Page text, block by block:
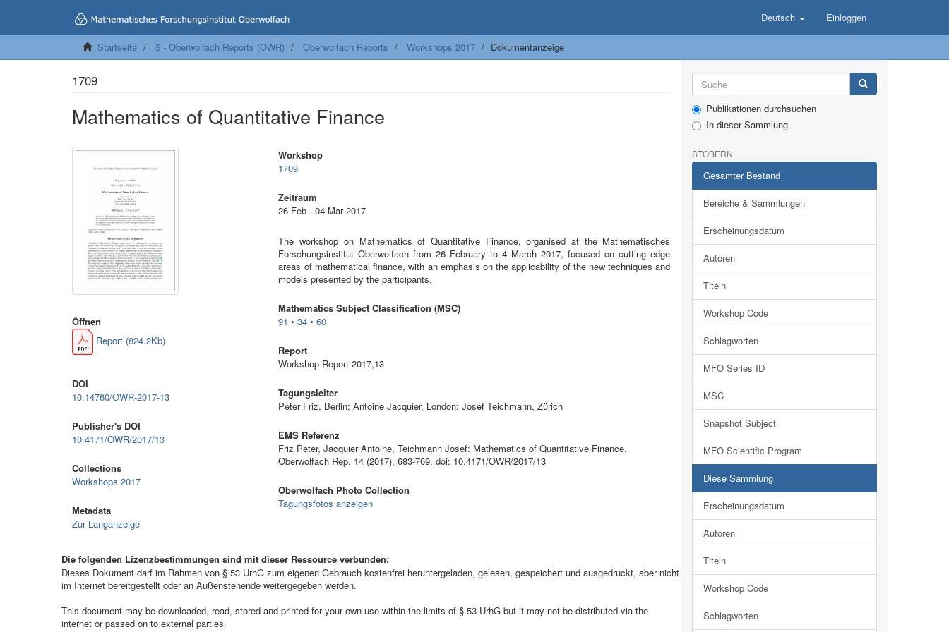
Deutsch Einloggen
Startseite 5 - Oberwolfach Reports (OWR) Oberwolfach Reports Workshops 2017 Dokumentanzeige
1709
Mathematics of Quantitative Finance
Öffnen
Report (824.2Kb)
DOI
10.14760/OWR-2017-13
Publisher's DOI
10.4171/OWR/2017/13
Collections
Workshops 2017
Metadata
Zur Langanzeige
Workshop
1709
Zeitraum
26 Feb - 04 Mar 2017
The workshop on Mathematics of Quantitative Finance, organised at the Mathematisches
Forschungsinstitut Oberwolfach from 26 February to 4 March 2017, focused on cutting edge
areas of mathematical finance, with an emphasis on the applicability of the new techniques and
models presented by the participants.
Mathematics Subject Classification (MSC)
91 •34 •60
Report
Workshop Report 2017,13
Tagungsleiter
Peter Friz, Berlin; Antoine Jacquier, London; Josef Teichmann, Zürich
EMS Referenz
Friz Peter, Jacquier Antoine, Teichmann Josef: Mathematics of Quantitative Finance.
Oberwolfach Rep. 14 (2017), 683-769. doi: 10.4171/OWR/2017/13
Oberwolfach Photo Collection
Tagungsfotos anzeigen
Die folgenden Lizenzbestimmungen sind mit dieser Ressource verbunden:
Dieses Dokument darf im Rahmen von § 53 UrhG zum eigenen Gebrauch kostenfrei heruntergeladen, gelesen, gespeichert und ausgedruckt, aber nicht
im Internet bereitgestellt oder an Außenstehende weitergegeben werden.
This document may be downloaded, read, stored and printed for your own use within the limits of § 53 UrhG but it may not be distributed via the
internet or passed on to external parties.
Publikationen durchsuchen
In dieser Sammlung
STÖBERN
Gesamter Bestand
Bereiche & Sammlungen
Erscheinungsdatum
Autoren
Titeln
Workshop Code
Schlagworten
MFO Series ID
MSC
Snapshot Subject
MFO Scientific Program
Diese Sammlung
Erscheinungsdatum
Autoren
Titeln
Workshop Code
Schlagworten